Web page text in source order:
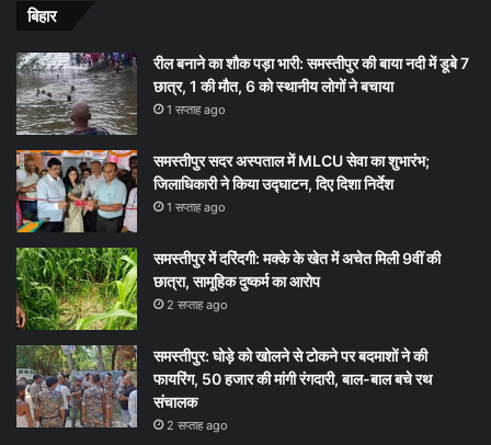
बिहार
रील बनाने का शौक पड़ा भारी: समस्तीपुर की बाया नदी में डूबे 7
छात्र, 1 की मौत, 6 को स्थानीय लोगों ने बचाया
1 सप्ताह ago
समस्तीपुर सदर अस्पताल में MLCU सेवा का शुभारंभ;
जिलाधिकारी ने किया उद्घाटन, दिए दिशा निर्देश
1 सप्ताह ago
समस्तीपुर में दरिंदगी: मक्के के खेत में अचेत मिली 9वीं की
छात्रा, सामूहिक दुष्कर्म का आरोप
2 सप्ताह ago
समस्तीपुर: घोड़े को खोलने से टोकने पर बदमाशों ने की
फायरिंग, 50 हजार की मांगी रंगदारी, बाल-बाल बचे रथ
संचालक
2 सप्ताह ago